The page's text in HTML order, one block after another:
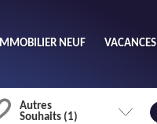
IMMOBILIER NEUF VACANCES
Autres
Souhaits (1)